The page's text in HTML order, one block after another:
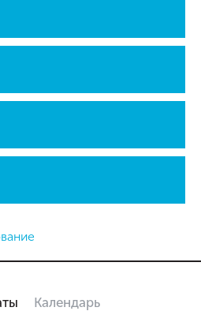
Календарь